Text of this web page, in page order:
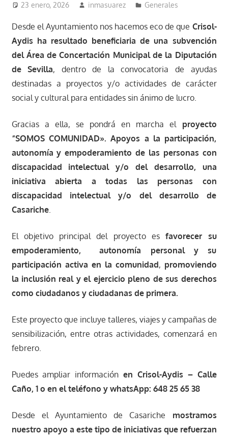
23 enero, 2026 inmasuarez Generales
Desde el Ayuntamiento nos hacemos eco de que Crisol-
Aydis ha resultado beneficiaria de una subvención
del Área de Concertación Municipal de la Diputación
de Sevilla, dentro de la convocatoria de ayudas
destinadas a proyectos y/o actividades de carácter
social y cultural para entidades sin ánimo de lucro.
Gracias a ella, se pondrá en marcha el proyecto
“SOMOS COMUNIDAD». Apoyos a la participación,
autonomía y empoderamiento de las personas con
discapacidad intelectual y/o del desarrollo, una
iniciativa abierta a todas las personas con
discapacidad intelectual y/o del desarrollo de
Casariche.
El objetivo principal del proyecto esfavorecer su
empoderamiento, autonomía personal y su
participación activa en la comunidad, promoviendo
la inclusión real y el ejercicio pleno de sus derechos
como ciudadanos y ciudadanas de primera.
Este proyecto que incluye talleres, viajes y campañas de
sensibilización, entre otras actividades, comenzará en
febrero.
Puedes ampliar información en Crisol-Aydis – Calle
Caño, 1 o en el teléfono y whatsApp: 648 25 65 38
Desde el Ayuntamiento de Casariche mostramos
nuestro apoyo a este tipo de iniciativas que refuerzan